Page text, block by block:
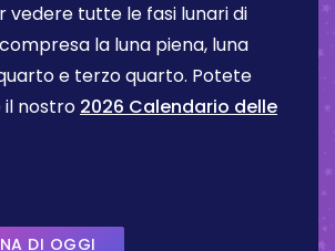
vedere tutte le fasi lunari di
la luna piena, luna
e terzo quarto. Potete
il nostro 2026 Calendario delle
DI OGGI